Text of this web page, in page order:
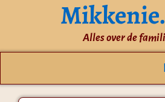
Alles over de